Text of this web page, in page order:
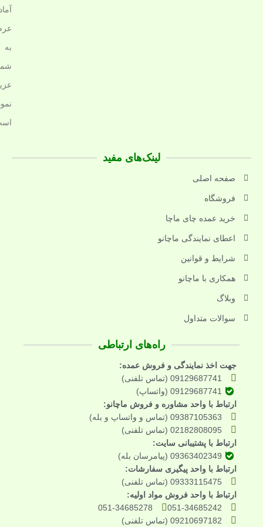
به
لینک‌های مفید
صفحه اصلی
فروشگاه
خرید عمده چای ماچا
اعطای نمایندگی ماچانو
شرایط و قوانین
همکاری با ماچانو
وبلاگ
سوالات متداول
راه‌های ارتباطی
جهت اخذ نمایندگی و فروش عمده:
09129687741 (تماس تلفنی)
09129687741 (واتساپ)
ارتباط با واحد مشاوره و فروش ماچانو:
09387105363 (تماس و واتساپ و بله)
02182808095 (تماس تلفنی)
ارتباط با پشتیبانی سایت:
09363402349 (پیامرسان بله)
ارتباط با واحد پیگیری سفارشات:
09333115475 (تماس تلفنی)
ارتباط با واحد فروش مواد اولیه:
051-34685242
051-34685278
09210697182 (تماس تلفنی)